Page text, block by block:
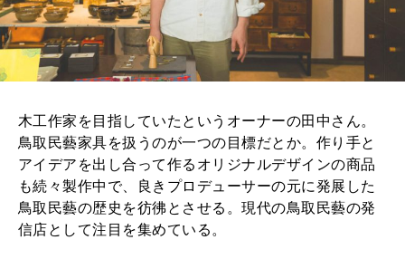
木工作家を目指していたというオーナーの田中さん。
鳥取民藝家具を扱うのが一つの目標だとか。作り手と
アイデアを出し合って作るオリジナルデザインの商品
も続々製作中で、良きプロデューサーの元に発展した
鳥取民藝の歴史を彷彿とさせる。現代の鳥取民藝の発
信店として注目を集めている。